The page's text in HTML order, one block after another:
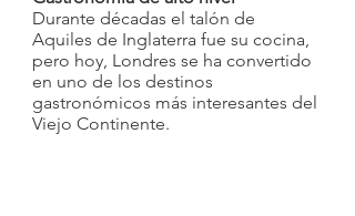
Durante décadas el talón de
Aquiles de Inglaterra fue su cocina,
pero hoy, Londres se ha convertido
en uno de los destinos
gastronómicos más interesantes del
Viejo Continente.